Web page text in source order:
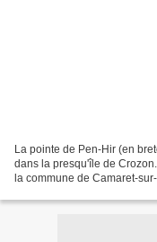
La pointe de Pen-Hir (en
dans la presqu'île de
la commune de Camaret-